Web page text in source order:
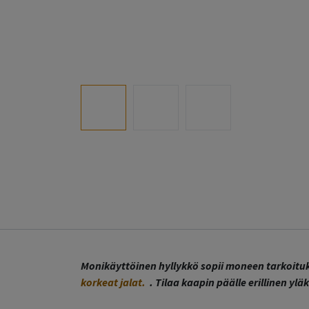
Monikäyttöinen hyllykkö sopii moneen
korkeat jalat. . Tilaa kaapin päälle erillinen